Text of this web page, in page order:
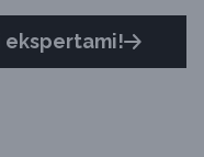
ekspertami!